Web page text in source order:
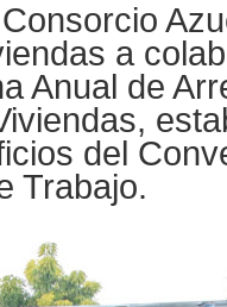
a
Anual de
del
Trabajo.